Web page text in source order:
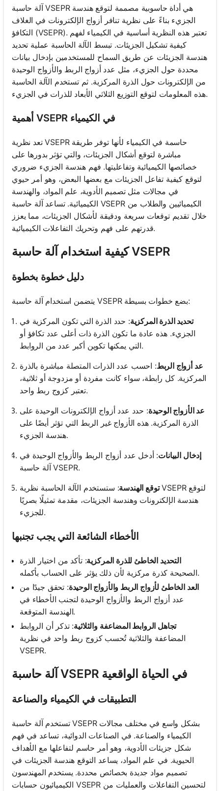
آلة حاسبة VSEPR هي أداة حاسوبية مصممة لتوقع هندسة
الجزيء بناءً على نظرية تنافر أزواج الإلكترونات في الغلاف
التكافؤ (VSEPR). تعتبر هذه النظرية أساسية في الكيمياء لفهم
كيفية تشكيل الجزيئات. تبسط الآلة الحاسبة عملية تحديد
هندسة الجزيئات عن طريق السماح للمستخدمين بإدخال بيانات
محددة حول الجزيء، مثل عدد أزواج الربط والأزواج الوحيدة
من الإلكترونات حول الذرة المركزية. ثم تستخدم الآلة الحاسبة
هذه المعلومات لتوقع التوزيع الثلاثي الأبعاد للذرات في الجزيء.
أهمية VSEPR في الكيمياء
تعد نظرية VSEPR حاسمة في الكيمياء لأنها توفر طريقة
مباشرة لتوقع أشكال الجزيئات، والتي تؤثر بدورها على
خصائصها الكيميائية وتفاعليتها. فهم هندسة الجزيء ضروري
لتوقع كيفية تفاعل الجزيئات مع بعضها البعض، وهو أمر حيوي
في مجالات مثل تصميم الأدوية، علم المواد، والهندسة
الكيميائية. تساعد آلة حاسبة VSEPR الكيميائيين والطلاب من
خلال تقديم توقعات سريعة ودقيقة لأشكال الجزيئات، مما يعزز
قدرتهم على فهم وتحريك التفاعلات الكيميائية.
كيفية استخدام آلة حاسبة VSEPR
دليل خطوة بخطوة
يتضمن استخدام آلة حاسبة VSEPR بضع خطوات بسيطة:
تحديد الذرة المركزية: حدد الذرة التي تكون المركزية في
الجزيء. هذه عادة ما تكون الذرة ذات أعلى عدد تكافؤ أو
التي يمكنها تكوين أكبر عدد من الروابط.
عد أزواج الربط: احسب عدد الذرات المتصلة مباشرة بالذرة
المركزية. كل رابطة، سواء كانت مفردة أو مزدوجة أو ثلاثية،
تعتبر كزوج ربط واحد.
عد الأزواج الوحيدة: حدد عدد أزواج الإلكترونات الوحيدة على
الذرة المركزية. هذه الأزواج غير الربط التي تؤثر أيضًا على
هندسة الجزيء.
إدخال البيانات: أدخل عدد أزواج الربط والأزواج الوحيدة في
آلة حاسبة VSEPR.
توقع الهندسة: ستستخدم الآلة الحاسبة نظرية VSEPR لتوقع
هندسة الإلكترونات وهندسة الجزيئات، مقدمة تمثيلًا بصريًا
للجزيء.
الأخطاء الشائعة التي يجب تجنبها
التحديد الخاطئ للذرة المركزية: تأكد من اختيار الذرة
الصحيحة كذرة مركزية لأن ذلك يؤثر على الحساب بأكمله.
العد الخاطئ لأزواج الربط والأزواج الوحيدة: تحقق جيدًا من
عدد أزواج الربط والأزواج الوحيدة لتجنب الأخطاء في
الهندسة المتوقعة.
تجاهل الروابط المضاعفة والثلاثية: تذكر أن الروابط
المضاعفة والثلاثية تُحسب كزوج ربط واحد في نظرية
VSEPR.
آلة حاسبة VSEPR في الحياة الواقعية
التطبيقات في الكيمياء والصناعة
تستخدم آلة حاسبة VSEPR بشكل واسع في مختلف مجالات
الكيمياء والصناعة. في الصناعات الدوائية، تساعد في فهم
شكل جزيئات الأدوية، وهو أمر حاسم لتفاعلها مع الأهداف
الحيوية. في علم المواد، يساعد التوقع هندسة الجزيئات في
تصميم مواد جديدة بخصائص محددة. يستخدم المهندسون
الكيميائيون حسابات VSEPR لتحسين التفاعلات والعمليات من